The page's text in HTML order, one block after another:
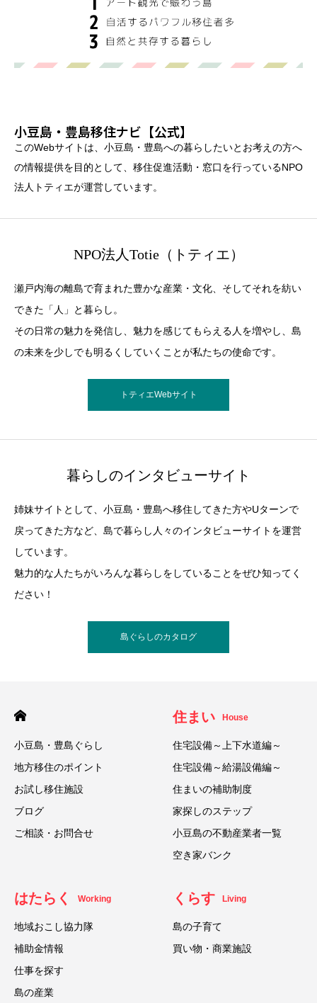
小豆島・豊島移住ナビ【公式】
このWebサイトは、小豆島・豊島への暮らしたいとお考えの方へ
の情報提供を目的として、移住促進活動・窓口を行っているNPO
法人トティエが運営しています。
NPO法人Totie（トティエ）
瀬戸内海の離島で育まれた豊かな産業・文化、そしてそれを紡い
できた「人」と暮らし。
その日常の魅力を発信し、魅力を感じてもらえる人を増やし、島
の未来を少しでも明るくしていくことが私たちの使命です。
トティエWebサイト
暮らしのインタビューサイト
姉妹サイトとして、小豆島・豊島へ移住してきた方やUターンで
戻ってきた方など、島で暮らし人々のインタビューサイトを運営
しています。
魅力的な人たちがいろんな暮らしをしていることをぜひ知ってく
ださい！
島ぐらしのカタログ
小豆島・豊島ぐらし
地方移住のポイント
お試し移住施設
ブログ
ご相談・お問合せ
住まい House
住宅設備～上下水道編～
住宅設備～給湯設備編～
住まいの補助制度
家探しのステップ
小豆島の不動産業者一覧
空き家バンク
はたらく Working
地域おこし協力隊
補助金情報
仕事を探す
島の産業
くらす Living
島の子育て
買い物・商業施設